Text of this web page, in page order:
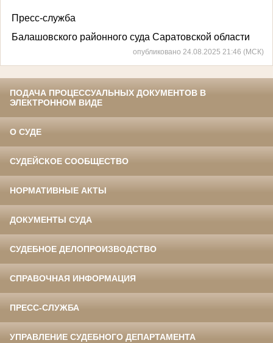
Пресс-служба
Балашовского районного суда Саратовской области
опубликовано 24.08.2025 21:46 (МСК)
ПОДАЧА ПРОЦЕССУАЛЬНЫХ ДОКУМЕНТОВ В
ЭЛЕКТРОННОМ ВИДЕ
О СУДЕ
СУДЕЙСКОЕ СООБЩЕСТВО
НОРМАТИВНЫЕ АКТЫ
ДОКУМЕНТЫ СУДА
СУДЕБНОЕ ДЕЛОПРОИЗВОДСТВО
СПРАВОЧНАЯ ИНФОРМАЦИЯ
ПРЕСС-СЛУЖБА
УПРАВЛЕНИЕ СУДЕБНОГО ДЕПАРТАМЕНТА